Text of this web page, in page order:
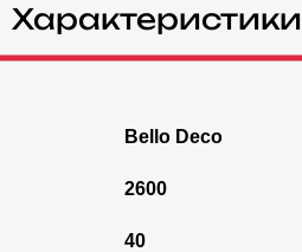
Характеристики
Bello Deco
2600
40